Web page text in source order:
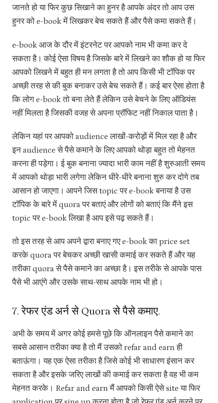
जानते हो या फिर कुछ सिखाने का हुनर है आपके अंदर तो आप उस
हुनर को e-book में लिखकर बेच सकते हैं और पैसे कमा सकते हैं।
e-book आज के दौर में इंटरनेट पर आपको नाम भी कमा कर दे
सकता है। कोई ऐसा विषय है जिसके बारे में लिखने का शौक हो या फिर
आपको लिखने में बहुत ही मन लगता है तो आप किसी भी टॉपिक पर
अच्छी तरह से की बुक बनाकर उसे बेच सकते हैं। कई बार ऐसा होता है
कि लोग e-book तो बना लेते हैं लेकिन उसे बेचने के लिए ऑडियंस
नहीं मिलता है जिसकी वजह से अपना प्रॉफिट नहीं निकाल पाता है।
लेकिन यहां पर आपको audience लाखों-करोड़ों में मिल रहा है और
इन audience से पैसे कमाने के लिए आपको थोड़ा बहुत तो मेहनत
करना ही पड़ेगा। ई बुक बनाना ज्यादा भारी काम नहीं है शुरुआती समय
में आपको थोड़ा भारी लगेगा लेकिन धीरे-धीरे बनाना शुरु कर दोगे तब
आसान हो जाएगा। आपने जिस topic पर e-book बनाया है उस
टॉपिक के बारे में quora पर बताएं और लोगों को बताएं कि मैंने इस
topic पर e-book लिखा है आप इसे पढ़ सकते हैं।
तो इस तरह से आप अपने द्वारा बनाए गए e-book का price set
करके quora पर बेचकर अच्छी खासी कमाई कर सकते हैं और यह
तरीका quora से पैसे कमाने का अच्छा है। इस तरीके से आपके पास
पैसे भी आएंगे और उसके साथ-साथ आपके नाम भी हो।
7. रेफर एंड अर्न से Quora से पैसे कमाए.
अभी के समय में अगर कोई हमसे पूछे कि ऑनलाइन पैसे कमाने का
सबसे आसान तरीका क्या है तो मैं उसको refar and earn ही
बताऊंगा। यह एक ऐसा तरीका है जिसे कोई भी साधारण इंसान कर
सकता है और इसके जरिए लाखों की कमाई कर सकता है वह भी कम
मेहनत करके। Refar and earn मैं आपको किसी ऐसे site या फिर